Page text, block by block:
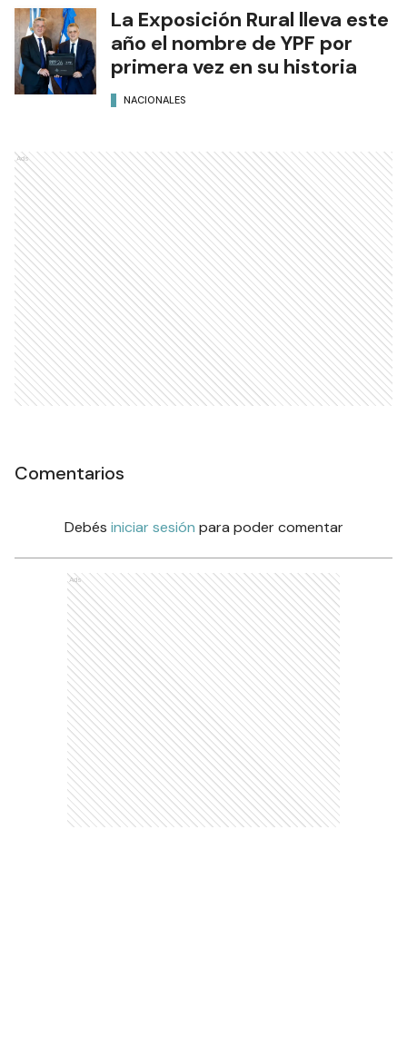
La Exposición Rural lleva este
año el nombre de YPF por
primera vez en su historia
NACIONALES
Ads
Comentarios
Debés iniciar sesión para poder comentar
Ads